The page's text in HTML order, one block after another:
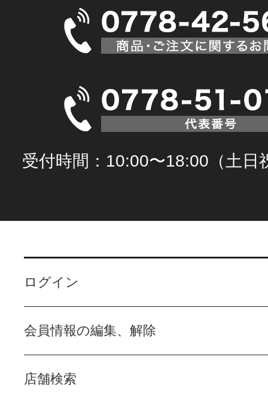
受付時間：10:00〜18:00（土日
ログイン
会員情報の編集、解除
店舗検索